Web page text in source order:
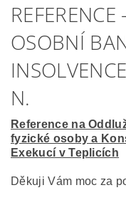
OSOBNÍ
N.
Reference na
fyzické osoby a
Exekucí v Teplicích
Děkuji Vám moc za